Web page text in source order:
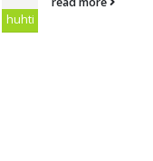
huhti